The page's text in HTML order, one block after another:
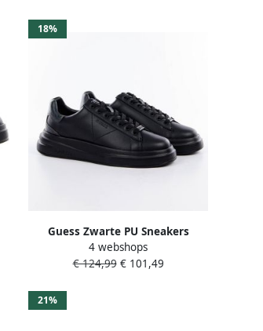
18%
Guess Zwarte PU Sneakers
Fmpviblea12 Black Heren
4 webshops
€ 124,99€ 101,49
21%